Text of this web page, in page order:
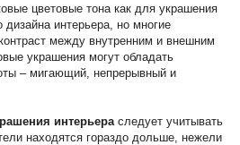
цветовые тона как для украшения
интерьера, но многие
между внутренним и внешним
украшения могут обладать
– мигающий, непрерывный и
интерьера следует учитывать
находятся гораздо дольше, нежели